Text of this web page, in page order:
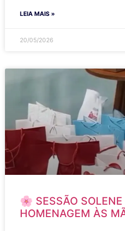
LEIA MAIS »
20/05/2026
🌸 SESSÃO SOLENE
HOMENAGEM ÀS